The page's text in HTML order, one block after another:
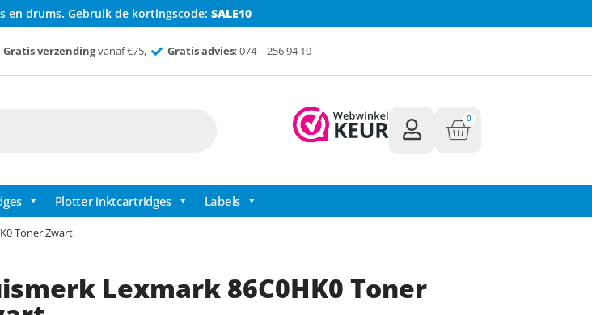
en drums. Gebruik de kortingscode: SALE10
Gratis verzendingvanaf €75,- Gratis advies: 074 – 256 94 10
0
Plotter inktcartridges Labels
Toner Zwart
Lexmark 86C0HK0 Toner